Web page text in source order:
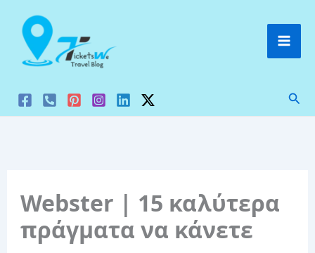
στο
περιεχόμενο
Webster | 15 καλύτερα
πράγματα να κάνετε